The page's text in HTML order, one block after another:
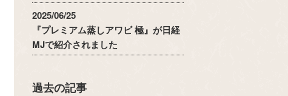
2025/06/25
『プレミアム蒸しアワビ 極』が日経
MJで紹介されました
過去の記事